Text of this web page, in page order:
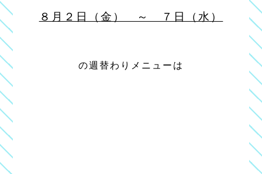
８月２日（金） ～ ７日（水）
の週替わりメニューは